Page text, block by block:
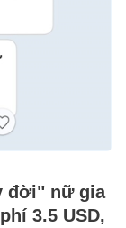
đời" nữ gia
3.5 USD,